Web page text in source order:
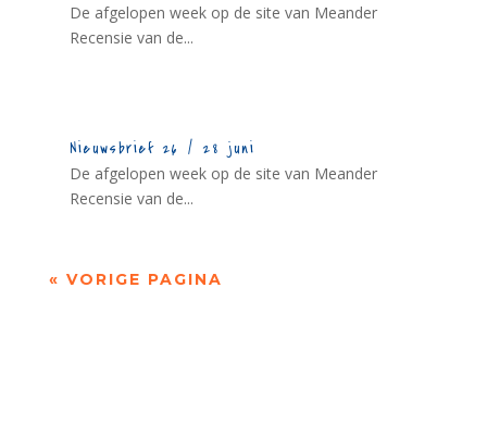
De afgelopen week op de site van Meander
Recensie van de...
Nieuwsbrief 26 / 28 juni
De afgelopen week op de site van Meander
Recensie van de...
« VORIGE PAGINA